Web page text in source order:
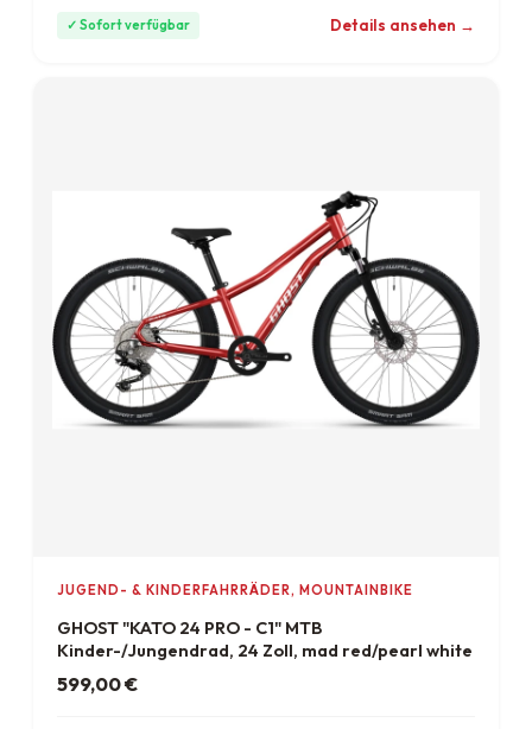
✓ Sofort verfügbar Details ansehen →
JUGEND- & KINDERFAHRRÄDER, MOUNTAINBIKE
GHOST "KATO 24 PRO - C1" MTB
Kinder-/Jungendrad, 24 Zoll, mad red/pearl white
599,00€